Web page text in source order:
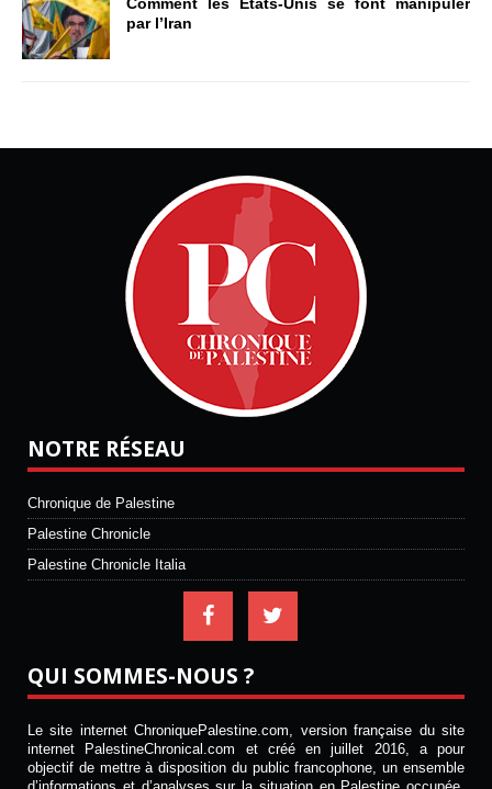
Comment les États-Unis se font manipuler
par l’Iran
NOTRE RÉSEAU
Chronique de Palestine
Palestine Chronicle
Palestine Chronicle Italia
QUI SOMMES-NOUS ?
Le site internet ChroniquePalestine.com, version française du site
internet PalestineChronical.com et créé en juillet 2016, a pour
objectif de mettre à disposition du public francophone, un ensemble